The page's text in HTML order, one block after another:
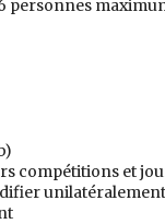
personnes
compétitions et